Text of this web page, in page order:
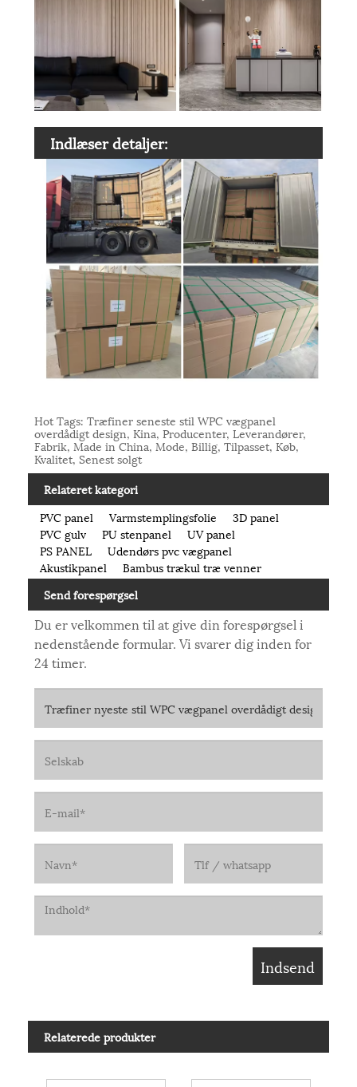
Indlæser detaljer:
Hot Tags: Træfiner seneste stil WPC vægpanel
overdådigt design, Kina, Producenter, Leverandører,
Fabrik, Made in China, Mode, Billig, Tilpasset, Køb,
Kvalitet, Senest solgt
Relateret kategori
PVC panel
Varmstemplingsfolie
3D panel
PVC gulv
PU stenpanel
UV panel
PS PANEL
Udendørs pvc vægpanel
Akustikpanel
Bambus trækul træ venner
Send forespørgsel
Du er velkommen til at give din forespørgsel i
nedenstående formular. Vi svarer dig inden for
24 timer.
Relaterede produkter